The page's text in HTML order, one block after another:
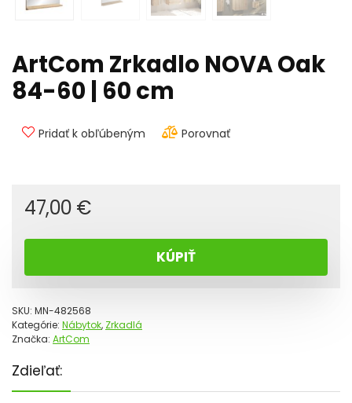
ArtCom Zrkadlo NOVA Oak
84-60 | 60 cm
Pridať k obľúbeným Porovnať
47,00 €
KÚPIŤ
SKU: MN-482568
Kategórie: Nábytok, Zrkadlá
Značka: ArtCom
Zdieľať: